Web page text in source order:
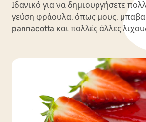
Ιδανικό για να δημιουργήσετε
γεύση φράουλα, όπως μους,
pannacotta και πολλές άλλες